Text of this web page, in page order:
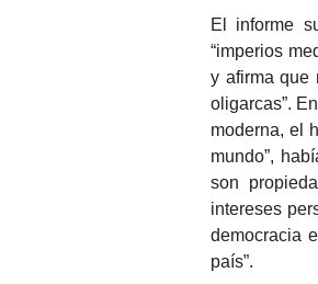
El informe
“imperios
y afirma que
oligarcas”.
moderna, el
mundo”,
son
intereses
democracia
país”.